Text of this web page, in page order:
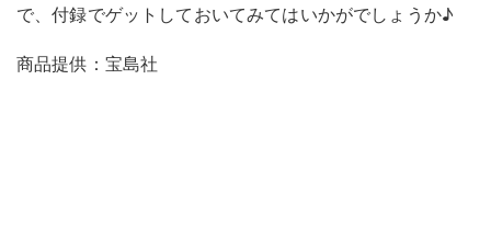
で、付録でゲットしておいてみてはいかがでしょうか♪
商品提供：宝島社